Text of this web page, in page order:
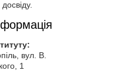
вул. В.
1